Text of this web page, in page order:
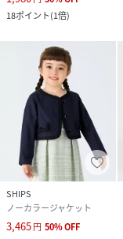
18ポイント(1倍)
SHIPS
ノーカラージャケット
3,465円 50%OFF